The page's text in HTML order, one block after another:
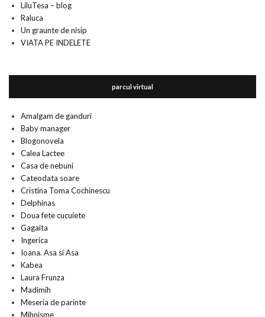
LiluTesa – blog
Raluca
Un graunte de nisip
VIATA PE INDELETE
parcul virtual
Amalgam de ganduri
Baby manager
Blogonovela
Calea Lactee
Casa de nebuni
Cateodata soare
Cristina Toma Cochinescu
Delphinas
Doua fete cucuiete
Gagaita
Ingerica
Ioana. Asa si Asa
Kabea
Laura Frunza
Madimih
Meseria de parinte
Mihnisme